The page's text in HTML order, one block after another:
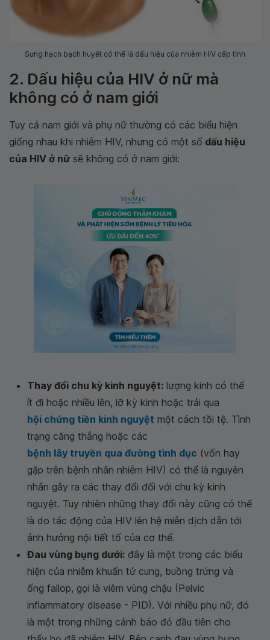
Sưng hạch bạch huyết có thể là dấu hiệu của nhiễm HIV cấp tính
2. Dấu hiệu của HIV ở nữ mà
không có ở nam giới
Tuy cả nam giới và phụ nữ thường có các biểu hiện
giống nhau khi nhiễm HIV, nhưng có một số dấu hiệu
của HIV ở nữsẽ không có ở nam giới:
Thay đổi chu kỳ kinh nguyệt: lượng kinh có thể
ít đi hoặc nhiều lên, lỡ kỳ kinh hoặc trải qua
hội chứng tiền kinh nguyệt một cách tồi tệ. Tình
trạng căng thẳng hoặc các
bệnh lây truyền qua đường tình dục (vốn hay
gặp trên bệnh nhân nhiễm HIV) có thể là nguyên
nhân gây ra các thay đổi đối với chu kỳ kinh
nguyệt. Tuy nhiên những thay đổi này cũng có thể
là do tác động của HIV lên hệ miễn dịch dẫn tới
ảnh hưởng nội tiết tố của cơ thể.
Đau vùng bụng dưới: đây là một trong các biểu
hiện của nhiễm khuẩn tử cung, buồng trứng và
ống fallop, gọi là viêm vùng chậu (Pelvic
inflammatory disease - PID). Với nhiều phụ nữ, đó
là một trong những cảnh báo đỏ đầu tiên cho